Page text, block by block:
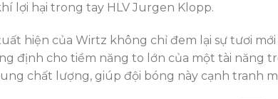
lợi hại trong tay HLV Jurgen Klopp.
hiện của Wirtz không chỉ đem lại sự tươi
định cho tiềm năng to lớn của một tài năng
chất lượng, giúp đội bóng này cạnh tranh